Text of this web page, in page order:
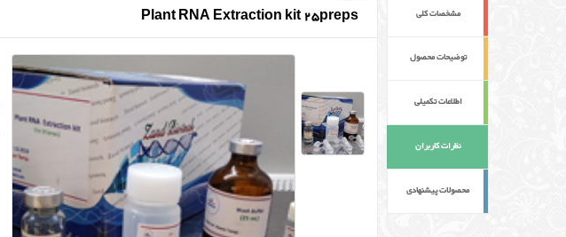
Plant RNA Extraction kit 25preps مشخصات کلی
توضیحات محصول
اطلاعات تکمیلی
نظرات کاربران
محصولات پیشنهادی